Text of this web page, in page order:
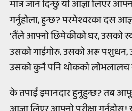
मात्र जान दिन्छु यो आज्ञा लिएर
गर्नुहोला, हुन्छ? परमेश्वरका दस
'तैंले आफ्नो छिमेकीको घर, उसको
उसको गाईगोरु, उसको अरू पशुधन,
उसको कुनै पनि थोकको लोभलालच
के तपाईं इमानदार हुनुहुन्छ? तब